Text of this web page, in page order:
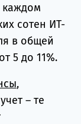
каждом
сотен ИТ-
в общей
5 до 11%.
,
– те